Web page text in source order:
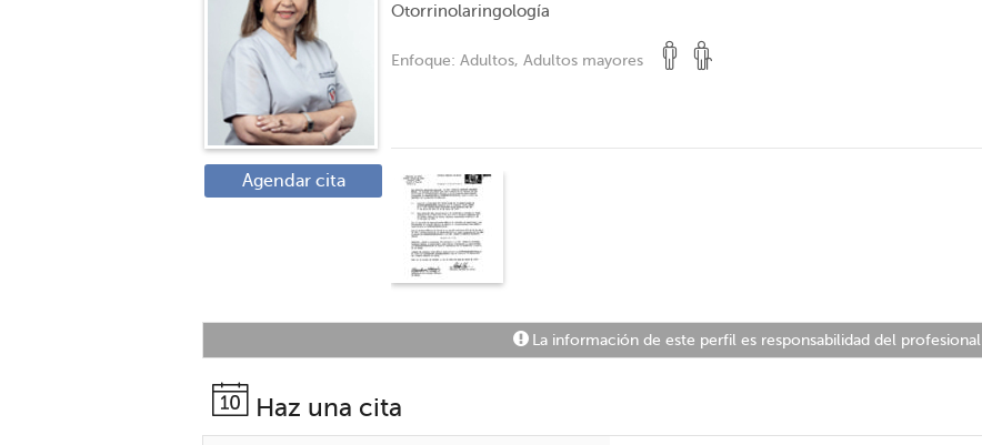
Otorrinolaringología
Enfoque: Adultos, Adultos mayores
Agendar cita
La información de este perfil es responsabilidad del profesional
Haz una cita